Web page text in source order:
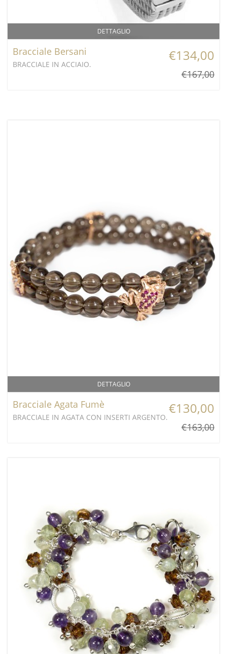
DETTAGLIO
Bracciale Bersani
BRACCIALE IN ACCIAIO.
€134,00
€167,00
DETTAGLIO
Bracciale Agata Fumè
BRACCIALE IN AGATA CON INSERTI ARGENTO.
€130,00
€163,00